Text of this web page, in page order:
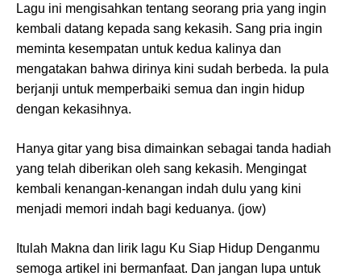
Lagu ini mengisahkan tentang seorang pria yang ingin
kembali datang kepada sang kekasih. Sang pria ingin
meminta kesempatan untuk kedua kalinya dan
mengatakan bahwa dirinya kini sudah berbeda. Ia pula
berjanji untuk memperbaiki semua dan ingin hidup
dengan kekasihnya.
Hanya gitar yang bisa dimainkan sebagai tanda hadiah
yang telah diberikan oleh sang kekasih. Mengingat
kembali kenangan-kenangan indah dulu yang kini
menjadi memori indah bagi keduanya. (jow)
Itulah Makna dan lirik lagu Ku Siap Hidup Denganmu
semoga artikel ini bermanfaat. Dan jangan lupa untuk